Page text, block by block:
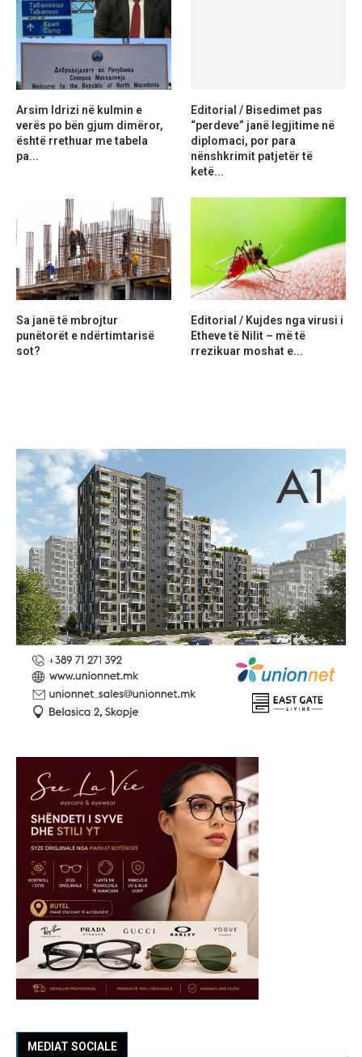
MEDIAT SOCIALE
Arsim Idrizi në kulmin e
verës po bën gjum dimëror,
është rrethuar me tabela
pa...
Editorial / Bisedimet pas
“perdeve” janë legjitime në
diplomaci, por para
nënshkrimit patjetër të
ketë...
Sa janë të mbrojtur
punëtorët e ndërtimtarisë
sot?
Editorial / Kujdes nga virusi i
Etheve të Nilit – më të
rrezikuar moshat e...